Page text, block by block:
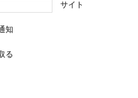
サイト
知
る